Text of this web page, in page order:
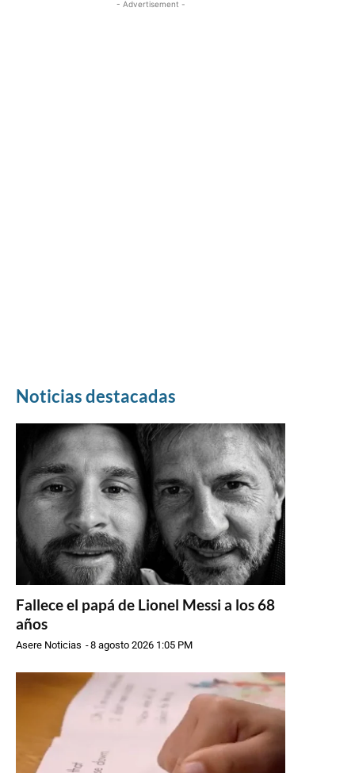
- Advertisement -
Noticias destacadas
Fallece el papá de Lionel Messi a los 68
años
Asere Noticias -8 agosto 2026 1:05 PM